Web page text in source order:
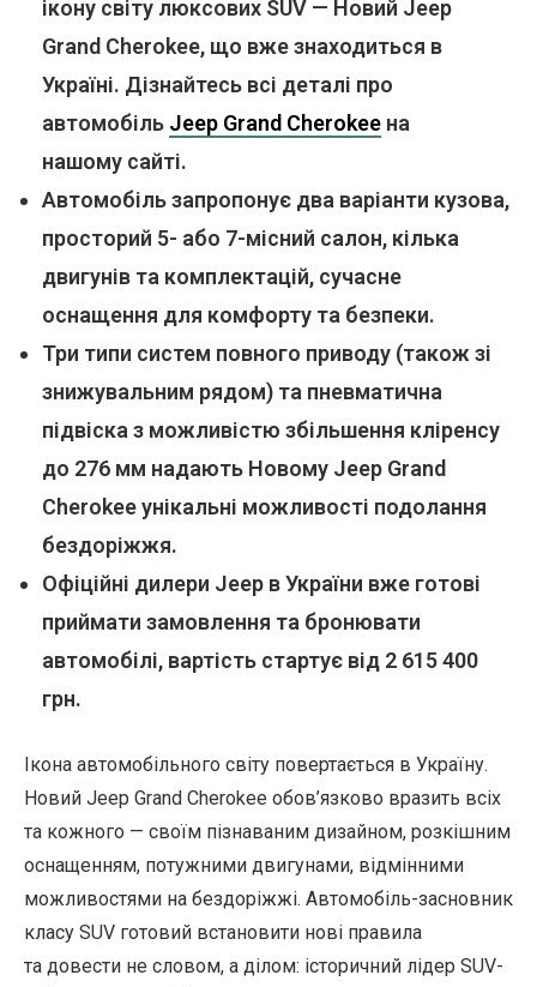
ікону світу люксових SUV — Новий Jeep
Grand Cherokee, що вже знаходиться в
Україні. Дізнайтесь всі деталі про
автомобіль Jeep Grand Cherokee на
нашому сайті.
Автомобіль запропонує два варіанти кузова,
просторий 5- або 7-місний салон, кілька
двигунів та комплектацій, сучасне
оснащення для комфорту та безпеки.
Три типи систем повного приводу (також зі
знижувальним рядом) та пневматична
підвіска з можливістю збільшення кліренсу
до 276 мм надають Новому Jeep Grand
Cherokee унікальні можливості подолання
бездоріжжя.
Офіційні дилери Jeep в України вже готові
приймати замовлення та бронювати
автомобілі, вартість стартує від 2 615 400
грн.
Ікона автомобільного світу повертається в Україну.
Новий Jeep Grand Cherokee обов’язково вразить всіх
та кожного — своїм пізнаваним дизайном, розкішним
оснащенням, потужними двигунами, відмінними
можливостями на бездоріжжі. Автомобіль-засновник
класу SUV готовий встановити нові правила
та довести не словом, а ділом: історичний лідер SUV-